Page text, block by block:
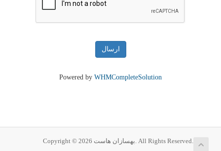
ارسال
Powered by WHMCompleteSolution
Copyright © 2026 بهسازان هاست. All Rights Reserved.